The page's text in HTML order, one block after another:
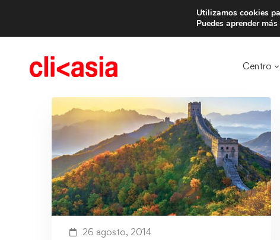
Trae a
Centro
26 agosto, 2014
Utilizamos cookies
Puedes aprender